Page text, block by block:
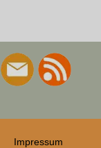
Impressum